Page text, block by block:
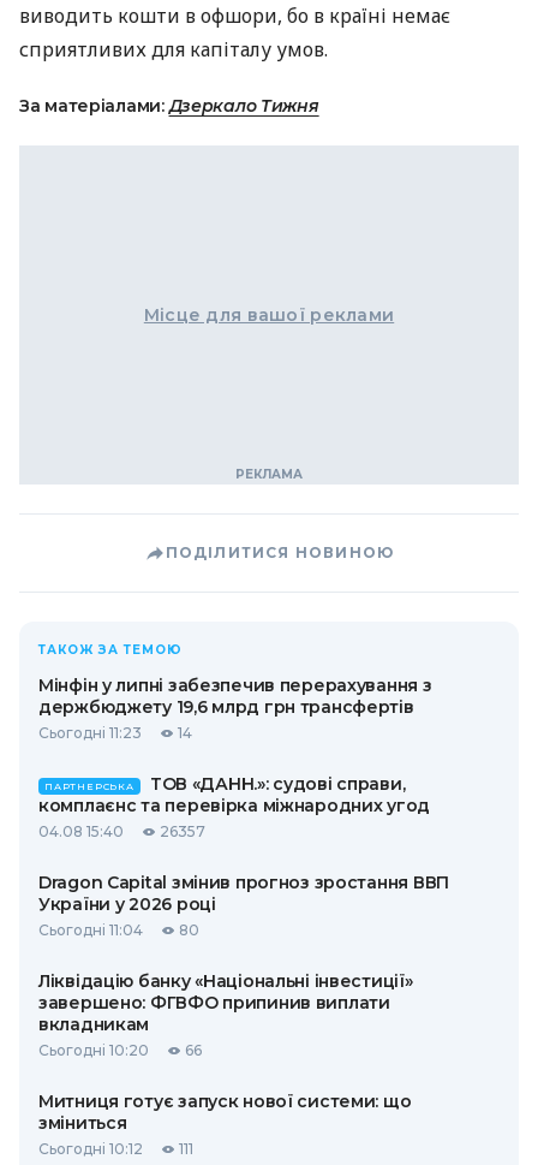
виводить кошти в офшори, бо в країні немає
сприятливих для капіталу умов.
За матеріалами:Дзеркало Тижня
Місце для вашої реклами
ПОДІЛИТИСЯ НОВИНОЮ
ТАКОЖ ЗА ТЕМОЮ
Мінфін у липні забезпечив перерахування з
держбюджету 19,6 млрд грн трансфертів
Сьогодні 11:23 14
ПАРТНЕРСЬКА
ТОВ «ДАНН.»: судові справи,
комплаєнс та перевірка міжнародних угод
04.08 15:40 26357
Dragon Capital змінив прогноз зростання ВВП
України у 2026 році
Сьогодні 11:04 80
Ліквідацію банку «Національні інвестиції»
завершено: ФГВФО припинив виплати
вкладникам
Сьогодні 10:20 66
Митниця готує запуск нової системи: що
зміниться
Сьогодні 10:12 111